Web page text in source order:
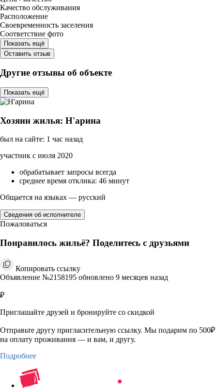
Качество обслуживания
Расположение
Своевременность заселения
Соответствие фото
Показать ещё
Оставить отзыв
Другие отзывы об объекте
Показать ещё
Хозяин жилья: Н'арина
был на сайте: 1 час назад
участник с июля 2020
обрабатывает запросы всегда
среднее время отклика: 46 минут
Общается на языках — русский
Сведения об исполнителе
Пожаловаться
Понравилось жильё? Поделитесь с друзьями
Копировать ссылку
Объявление №2158195 обновлено 9 месяцев назад
₽
Приглашайте друзей и бронируйте со скидкой
Отправьте другу пригласительную ссылку. Мы подарим по 500₽
на оплату проживания — и вам, и другу.
Подробнее